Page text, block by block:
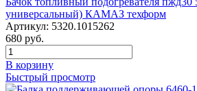
универсальный) КАМАЗ техформ
Артикул: 5320.1015262
680 руб.
В корзину
Быстрый просмотр